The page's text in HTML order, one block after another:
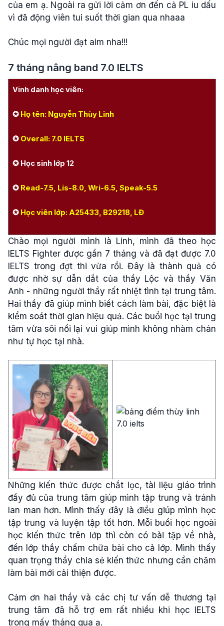
của em ạ. Ngoài ra gửi lời cảm ơn đến cả PL iu dấu
vì đã động viên tui suốt thời gian qua nhaaa
Chúc mọi người đạt aim nha!!!
7 tháng nâng band 7.0 IELTS
Vinh danh học viên:
✪ Họ tên: Nguyễn Thùy Linh
✪ Overall: 7.0 IELTS
✪ Học sinh lớp 12
✪ Read-7.5, Lis-8.0, Wri-6.5, Speak-5.5
✪ Học viên lớp: A25433, B29218, LĐ
Chào mọi người mình là Linh, mình đã theo học
IELTS Fighter được gần 7 tháng và đã đạt được 7.0
IELTS trong đợt thi vừa rồi. Đây là thành quả có
được nhờ sự dẫn dắt của thầy Lộc và thầy Văn
Anh - những người thầy rất nhiệt tình tại trung tâm.
Hai thầy đã giúp mình biết cách làm bài, đặc biệt là
kiểm soát thời gian hiệu quả. Các buổi học tại trung
tâm vừa sôi nổi lại vui giúp mình không nhàm chán
như tự học tại nhà.
Những kiến thức được chắt lọc, tài liệu giáo trình
đầy đủ của trung tâm giúp mình tập trung và tránh
lan man hơn. Mình thấy đây là điều giúp mình học
tập trung và luyện tập tốt hơn. Mỗi buổi học ngoài
học kiến thức trên lớp thì còn có bài tập về nhà,
đến lớp thầy chấm chữa bài cho cả lớp. Mình thấy
quan trọng thầy chia sẻ kiến thức nhưng cần chăm
làm bài mới cải thiện được.
Cảm ơn hai thầy và các chị tư vấn dễ thương tại
trung tâm đã hỗ trợ em rất nhiều khi học IELTS
trong mấy tháng qua ạ.